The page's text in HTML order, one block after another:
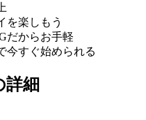
を楽しもう
だからお手軽
今すぐ始められる
詳細